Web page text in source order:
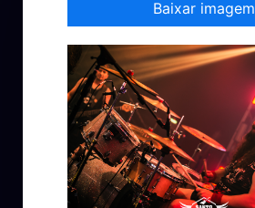
Baixar imagem